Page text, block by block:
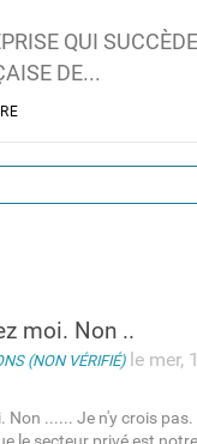
QUI
DE...
moi. Non ..
(NON VÉRIFIÉ)le mer,
Non ...... Je n'y crois pas.